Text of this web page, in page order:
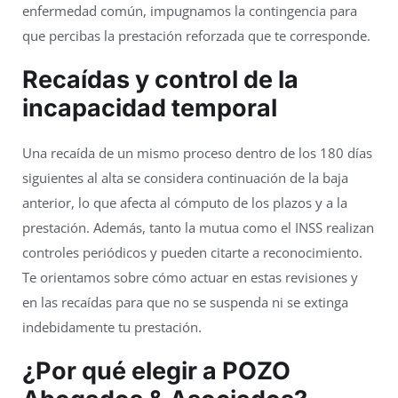
enfermedad común, impugnamos la contingencia para
que percibas la prestación reforzada que te corresponde.
Recaídas y control de la
incapacidad temporal
Una recaída de un mismo proceso dentro de los 180 días
siguientes al alta se considera continuación de la baja
anterior, lo que afecta al cómputo de los plazos y a la
prestación. Además, tanto la mutua como el INSS realizan
controles periódicos y pueden citarte a reconocimiento.
Te orientamos sobre cómo actuar en estas revisiones y
en las recaídas para que no se suspenda ni se extinga
indebidamente tu prestación.
¿Por qué elegir a POZO